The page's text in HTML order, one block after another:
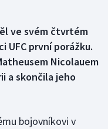
ve svém čtvrtém
první porážku.
Nicolauem
a skončila jeho
bojovníkovi v